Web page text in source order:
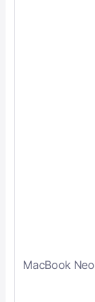
MacBook Neo